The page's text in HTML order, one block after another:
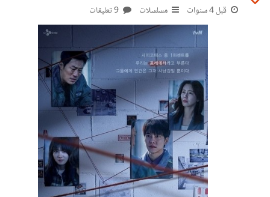
قبل 4 سنوات مسلسلات